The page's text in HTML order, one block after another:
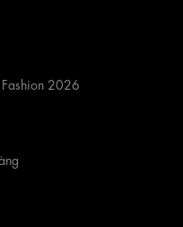
2026